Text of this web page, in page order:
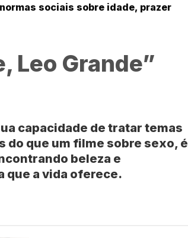
sociais sobre idade, prazer
Leo Grande”
capacidade de tratar temas
do que um filme sobre sexo, é
beleza e
que a vida oferece.